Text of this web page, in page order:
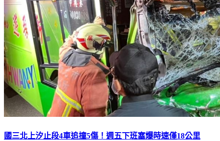
國三北上汐止段4車追撞5傷！週五下班塞爆時速僅18公里